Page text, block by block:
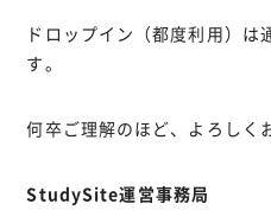
ドロップイン（都度利用）は
す。
何卒ご理解のほど、よろしく
StudySite運営事務局